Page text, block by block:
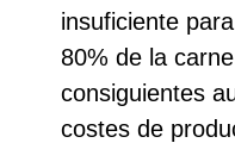
insuficiente
80% de la
consiguientes
costes de